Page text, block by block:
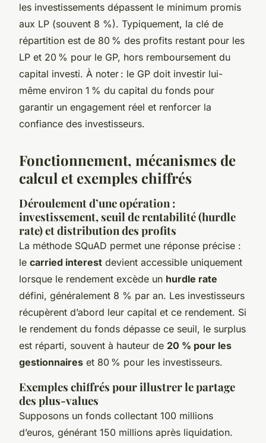
les investissements dépassent le minimum promis
aux LP (souvent 8 %). Typiquement, la clé de
répartition est de 80 % des profits restant pour les
LP et 20 % pour le GP, hors remboursement du
capital investi. À noter : le GP doit investir lui-
même environ 1 % du capital du fonds pour
garantir un engagement réel et renforcer la
confiance des investisseurs.
Fonctionnement, mécanismes de
calcul et exemples chiffrés
Déroulement d’une opération :
investissement, seuil de rentabilité (hurdle
rate) et distribution des profits
La méthode SQuAD permet une réponse précise :
le carried interest devient accessible uniquement
lorsque le rendement excède un hurdle rate
défini, généralement 8 % par an. Les investisseurs
récupèrent d’abord leur capital et ce rendement. Si
le rendement du fonds dépasse ce seuil, le surplus
est réparti, souvent à hauteur de 20 % pour les
gestionnaires et 80 % pour les investisseurs.
Exemples chiffrés pour illustrer le partage
des plus-values
Supposons un fonds collectant 100 millions
d’euros, générant 150 millions après liquidation.